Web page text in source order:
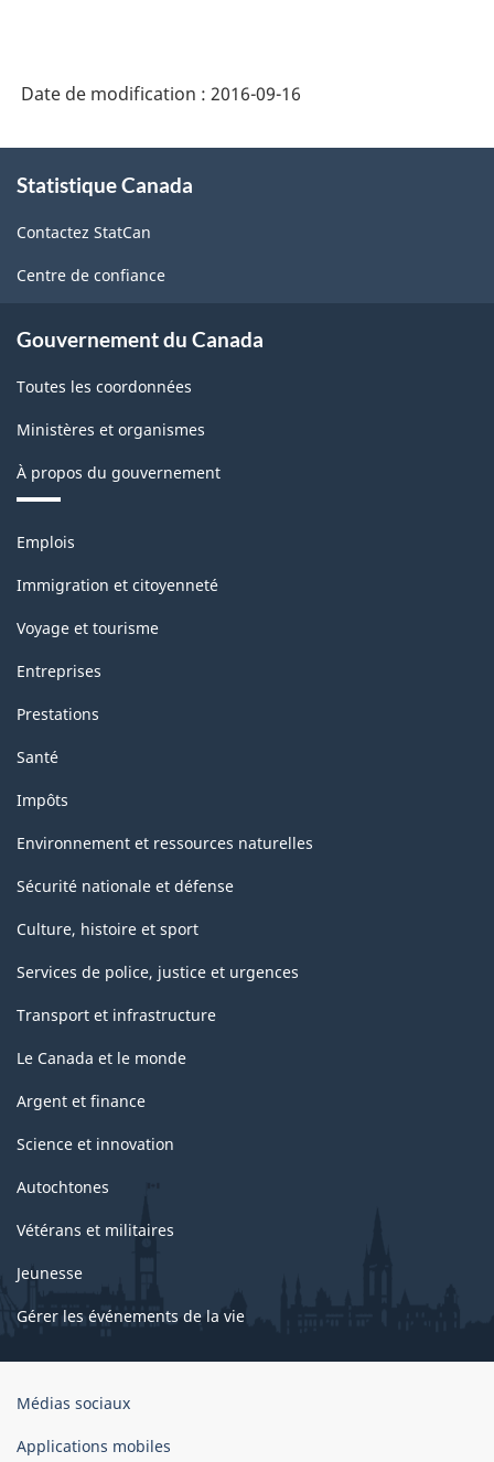
-
-
Structure
de
classification
Date de modification : 2016-09-16
propos
ce
site
Statistique Canada
Contactez StatCan
Centre de confiance
Gouvernement du Canada
Toutes les coordonnées
Ministères et organismes
À propos du gouvernement
Thèmes
sujets
Emplois
Immigration et citoyenneté
Voyage et tourisme
Entreprises
Prestations
Santé
Impôts
Environnement et ressources naturelles
Sécurité nationale et défense
Culture, histoire et sport
Services de police, justice et urgences
Transport et infrastructure
Le Canada et le monde
Argent et finance
Science et innovation
Autochtones
Vétérans et militaires
Jeunesse
Gérer les événements de la vie
Organisation
gouvernement
Médias sociaux
Applications mobiles